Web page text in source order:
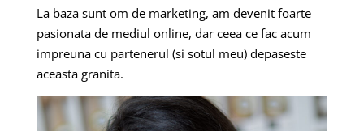
La baza sunt om de marketing, am devenit foarte
pasionata de mediul online, dar ceea ce fac acum
impreuna cu partenerul (si sotul meu) depaseste
aceasta granita.